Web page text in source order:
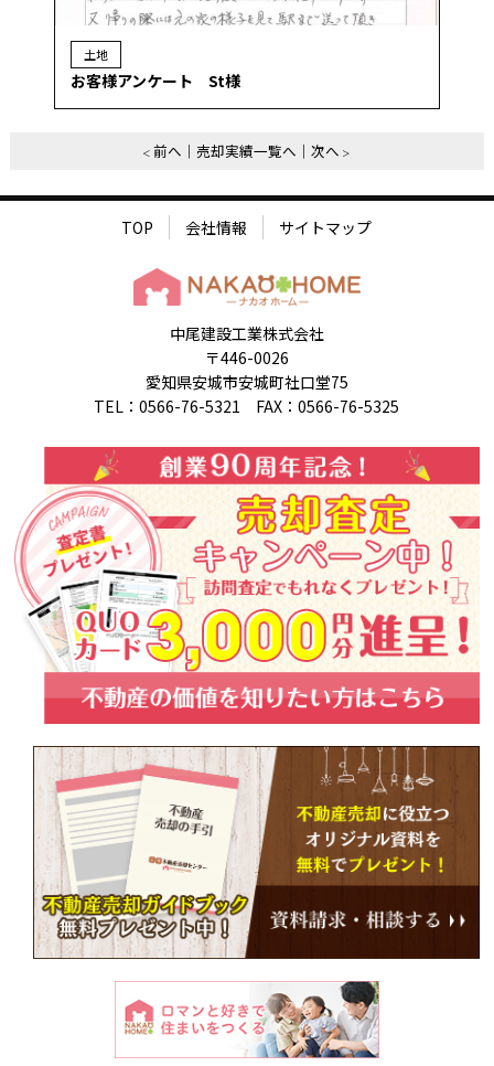
土地
お客様アンケート St様
前へ 売却実績一覧へ 次へ
TOP 会社情報 サイトマップ
中尾建設工業株式会社
〒446-0026
愛知県安城市安城町社口堂75
TEL：0566-76-5321 FAX：0566-76-5325